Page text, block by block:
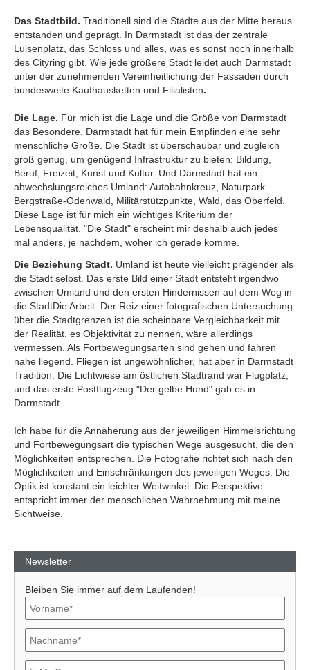
Das Stadtbild. Traditionell sind die Städte aus der Mitte heraus
entstanden und geprägt. In Darmstadt ist das der zentrale
Luisenplatz, das Schloss und alles, was es sonst noch innerhalb
des Cityring gibt. Wie jede größere Stadt leidet auch Darmstadt
unter der zunehmenden Vereinheitlichung der Fassaden durch
bundesweite Kaufhausketten und Filialisten.
Die Lage. Für mich ist die Lage und die Größe von Darmstadt
das Besondere. Darmstadt hat für mein Empfinden eine sehr
menschliche Größe. Die Stadt ist überschaubar und zugleich
groß genug, um genügend Infrastruktur zu bieten: Bildung,
Beruf, Freizeit, Kunst und Kultur. Und Darmstadt hat ein
abwechslungsreiches Umland: Autobahnkreuz, Naturpark
Bergstraße-Odenwald, Militärstützpunkte, Wald, das Oberfeld.
Diese Lage ist für mich ein wichtiges Kriterium der
Lebensqualität. "Die Stadt" erscheint mir deshalb auch jedes
mal anders, je nachdem, woher ich gerade komme.
Die Beziehung Stadt. Umland ist heute vielleicht prägender als
die Stadt selbst. Das erste Bild einer Stadt entsteht irgendwo
zwischen Umland und den ersten Hindernissen auf dem Weg in
die StadtDie Arbeit. Der Reiz einer fotografischen Untersuchung
über die Stadtgrenzen ist die scheinbare Vergleichbarkeit mit
der Realität, es Objektivität zu nennen, wäre allerdings
vermessen. Als Fortbewegungsarten sind gehen und fahren
nahe liegend. Fliegen ist ungewöhnlicher, hat aber in Darmstadt
Tradition. Die Lichtwiese am östlichen Stadtrand war Flugplatz,
und das erste Postflugzeug "Der gelbe Hund" gab es in
Darmstadt.
Ich habe für die Annäherung aus der jeweiligen Himmelsrichtung
und Fortbewegungsart die typischen Wege ausgesucht, die den
Möglichkeiten entsprechen. Die Fotografie richtet sich nach den
Möglichkeiten und Einschränkungen des jeweiligen Weges. Die
Optik ist konstant ein leichter Weitwinkel. Die Perspektive
entspricht immer der menschlichen Wahrnehmung mit meine
Sichtweise.
Newsletter
Bleiben Sie immer auf dem Laufenden!